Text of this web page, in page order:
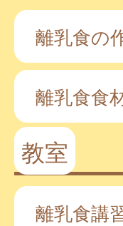
離乳食の
離乳食食
教室
離乳食講